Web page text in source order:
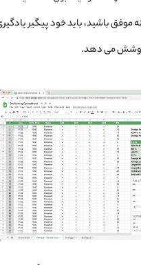
باشید، باید خود پیگیر
پوشش می ‌دهد.